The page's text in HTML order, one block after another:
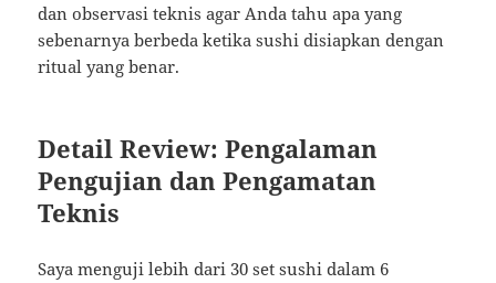
dan observasi teknis agar Anda tahu apa yang
sebenarnya berbeda ketika sushi disiapkan dengan
ritual yang benar.
Detail Review: Pengalaman
Pengujian dan Pengamatan
Teknis
Saya menguji lebih dari 30 set sushi dalam 6